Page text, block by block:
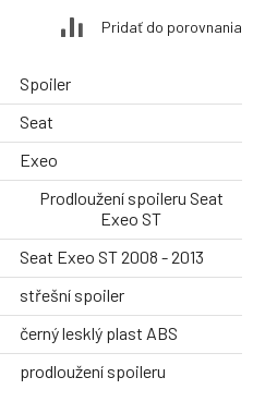
Pridať do porovnania
Spoiler
Seat
Exeo
Prodloužení spoileru Seat
Exeo ST
Seat Exeo ST 2008 - 2013
střešní spoiler
černý lesklý plast ABS
prodloužení spoileru